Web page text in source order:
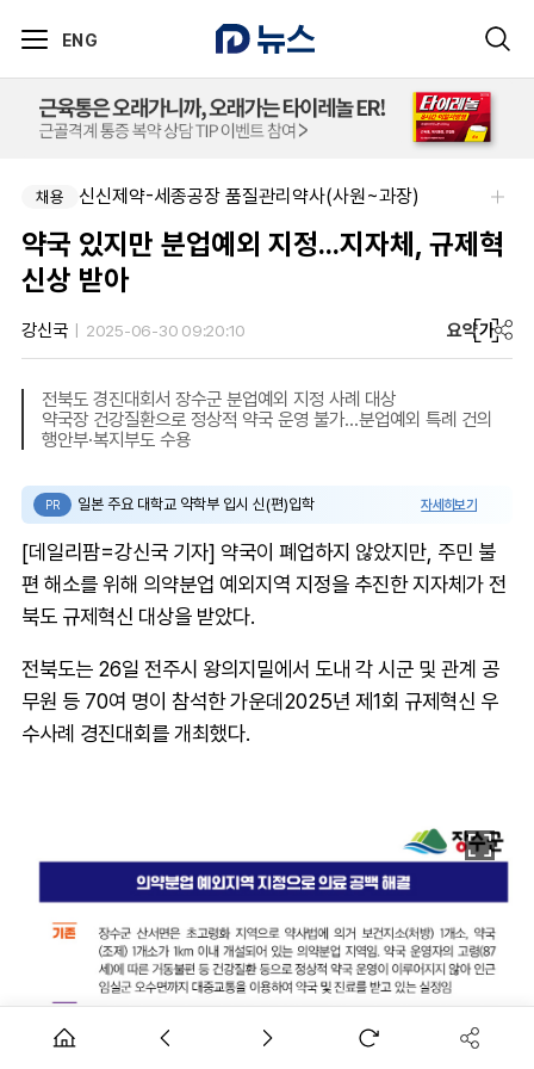
ENG
채용 신신제약-세종공장 품질관리약사(사원~과장)
약국 있지만 분업예외 지정...지자체, 규제혁
신상 받아
강신국 2025-06-30 09:20:10 요약가
전북도 경진대회서 장수군 분업예외 지정 사례 대상
약국장 건강질환으로 정상적 약국 운영 불가...분업예외 특례 건의
행안부·복지부도 수용
PR 일본 주요 대학교 약학부 입시 신(편)입학 자세히보기
[데일리팜=강신국 기자] 약국이 폐업하지 않았지만, 주민 불
편 해소를 위해 의약분업 예외지역 지정을 추진한 지자체가 전
북도 규제혁신 대상을 받았다.
전북도는 26일 전주시 왕의지밀에서 도내 각 시군 및 관계 공
무원 등 70여 명이 참석한 가운데2025년 제1회 규제혁신 우
수사례 경진대회를 개최했다.